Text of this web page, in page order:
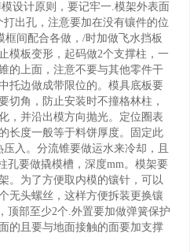
设计原则，要记牢一.模架外表面
出孔，注意要加在没有镶件的位
间配合各做，/时加做飞水挡板
模板变形，起码做2个支撑柱，一
的上面，注意不要与其他零件干
托边做成带限位的。模具底板要
切角，防止安装时不撞格林柱，
，并沿出模方向抛光。定位圈表
长度一般等于料饼厚度。固定此
入。分流锥要做运水来冷却，且
孔要做撬模槽，深度mm。模架要
。为了方便取内模的镶针，可以
无头螺丝，这样方便拆装更换镶
顶部至少2个.外置要加做弹簧保护
的且要与地面接触的面要加支撑